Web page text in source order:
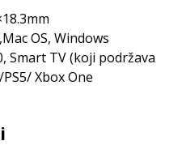
OS, Windows
Smart TV (koji podržava
Xbox One